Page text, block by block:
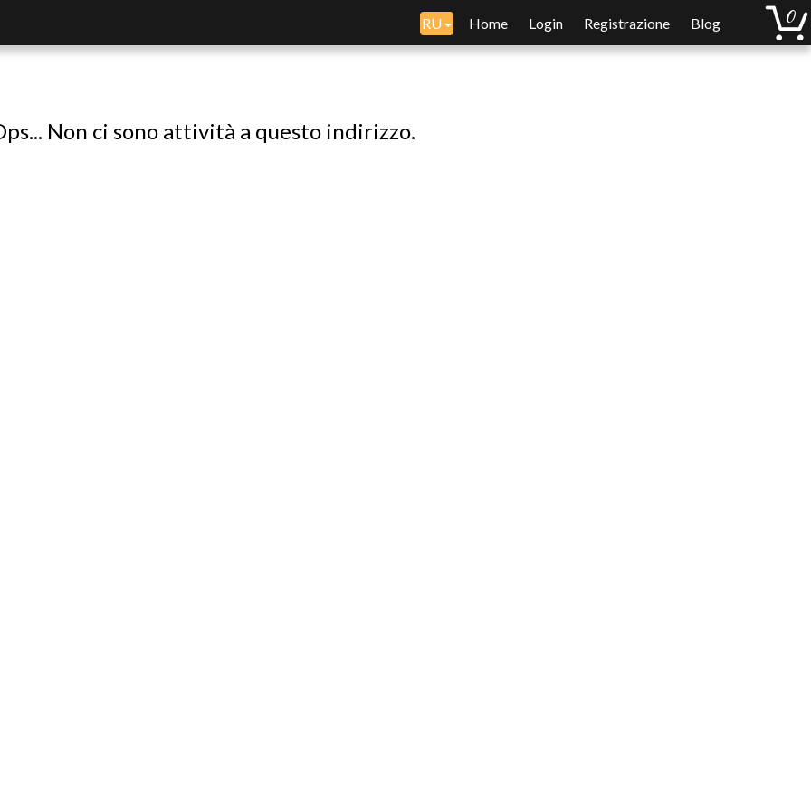
RU Home Login Registrazione Blog
Non ci sono attività a questo indirizzo.